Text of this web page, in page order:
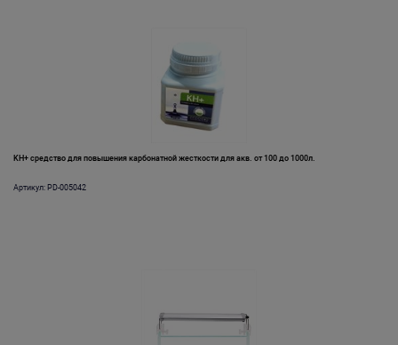
KH+ средство для повышения карбонатной жесткости для акв. от 100 до 1000л.
Артикул: PD-005042